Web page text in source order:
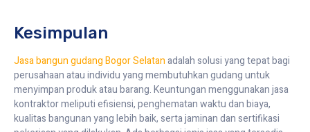
Kesimpulan
Jasa bangun gudang Bogor Selatanadalah solusi yang tepat bagi
perusahaan atau individu yang membutuhkan gudang untuk
menyimpan produk atau barang. Keuntungan menggunakan jasa
kontraktor meliputi efisiensi, penghematan waktu dan biaya,
kualitas bangunan yang lebih baik, serta jaminan dan sertifikasi